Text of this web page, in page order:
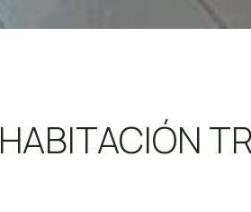
HABITACIÓN